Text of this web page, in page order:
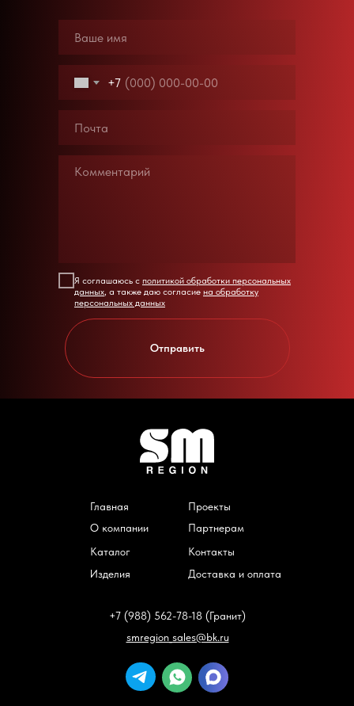
+7
Я соглашаюсь с политикой обработки персональных
данных, а также даю согласие на обработку
персональных данных
Отправить
Главная
О компании
Каталог
Изделия
Контакты
Партнерам
Проекты
Доставка и оплата
+7 (988) 562-78-18 (Гранит)
smregion_sales@bk.ru